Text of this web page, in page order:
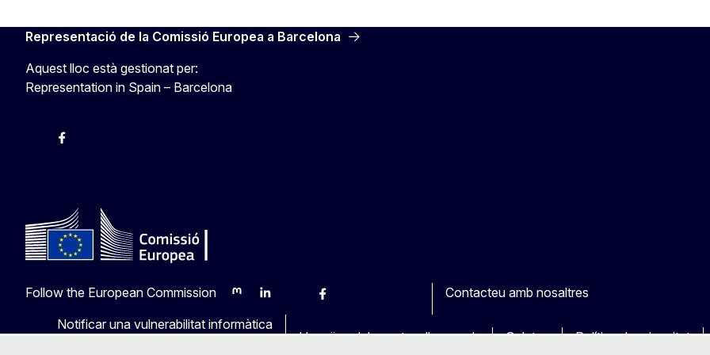
Representació de la Comissió Europea a Barcelona
Aquest lloc està gestionat per:
Representation in Spain – Barcelona
InstagramFacebook
Follow the European Commission
MastodonLinkedInBlueskyFacebook
Contacteu amb nosaltres
Notificar una vulnerabilitat informàtica
Llengües dels nostres llocs web
Galetes Política de privacitat